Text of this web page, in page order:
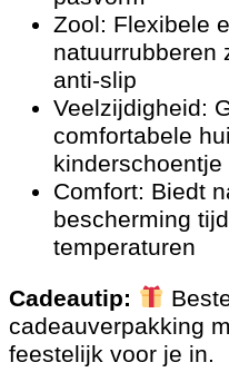
Zool: Flexibele
natuurrubberen
anti-slip
Veelzijdigheid:
comfortabele
kinderschoentje
Comfort: Biedt
bescherming
temperaturen
Cadeautip:
cadeauverpakking
feestelijk voor je in.